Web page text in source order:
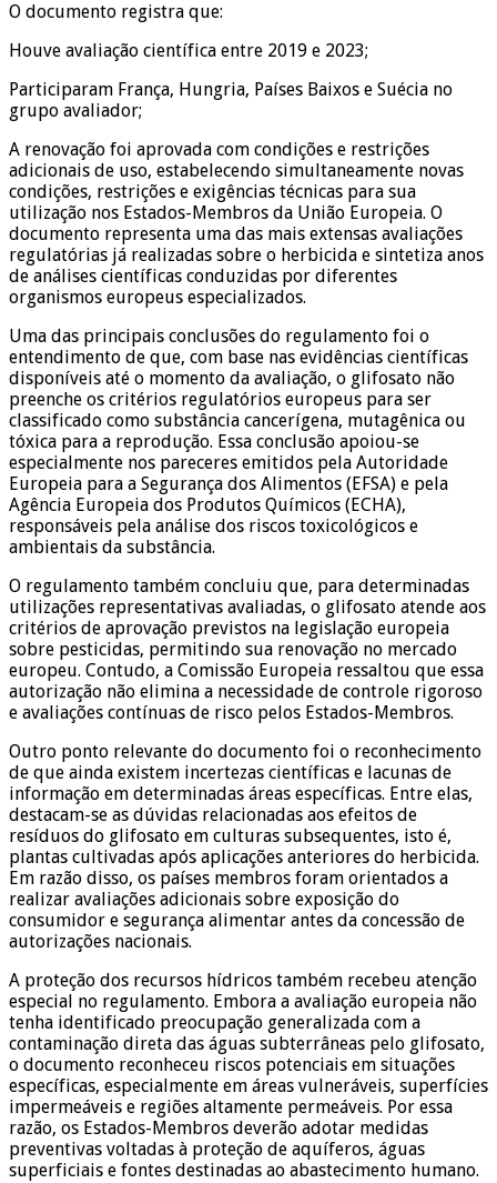
O documento registra que:
Houve avaliação científica entre 2019 e 2023;
Participaram França, Hungria, Países Baixos e Suécia no
grupo avaliador;
A renovação foi aprovada com condições e restrições
adicionais de uso, estabelecendo simultaneamente novas
condições, restrições e exigências técnicas para sua
utilização nos Estados-Membros da União Europeia. O
documento representa uma das mais extensas avaliações
regulatórias já realizadas sobre o herbicida e sintetiza anos
de análises científicas conduzidas por diferentes
organismos europeus especializados.
Uma das principais conclusões do regulamento foi o
entendimento de que, com base nas evidências científicas
disponíveis até o momento da avaliação, o glifosato não
preenche os critérios regulatórios europeus para ser
classificado como substância cancerígena, mutagênica ou
tóxica para a reprodução. Essa conclusão apoiou-se
especialmente nos pareceres emitidos pela Autoridade
Europeia para a Segurança dos Alimentos (EFSA) e pela
Agência Europeia dos Produtos Químicos (ECHA),
responsáveis pela análise dos riscos toxicológicos e
ambientais da substância.
O regulamento também concluiu que, para determinadas
utilizações representativas avaliadas, o glifosato atende aos
critérios de aprovação previstos na legislação europeia
sobre pesticidas, permitindo sua renovação no mercado
europeu. Contudo, a Comissão Europeia ressaltou que essa
autorização não elimina a necessidade de controle rigoroso
e avaliações contínuas de risco pelos Estados-Membros.
Outro ponto relevante do documento foi o reconhecimento
de que ainda existem incertezas científicas e lacunas de
informação em determinadas áreas específicas. Entre elas,
destacam-se as dúvidas relacionadas aos efeitos de
resíduos do glifosato em culturas subsequentes, isto é,
plantas cultivadas após aplicações anteriores do herbicida.
Em razão disso, os países membros foram orientados a
realizar avaliações adicionais sobre exposição do
consumidor e segurança alimentar antes da concessão de
autorizações nacionais.
A proteção dos recursos hídricos também recebeu atenção
especial no regulamento. Embora a avaliação europeia não
tenha identificado preocupação generalizada com a
contaminação direta das águas subterrâneas pelo glifosato,
o documento reconheceu riscos potenciais em situações
específicas, especialmente em áreas vulneráveis, superfícies
impermeáveis e regiões altamente permeáveis. Por essa
razão, os Estados-Membros deverão adotar medidas
preventivas voltadas à proteção de aquíferos, águas
superficiais e fontes destinadas ao abastecimento humano.